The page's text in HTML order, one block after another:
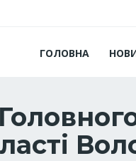
ГОЛОВНА